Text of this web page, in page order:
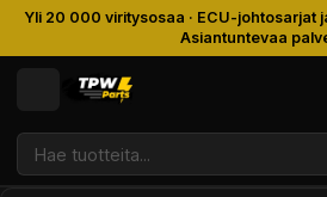
Yli 20 000 viritysosaa · ECU-johtosarjat
Asiantuntevaa